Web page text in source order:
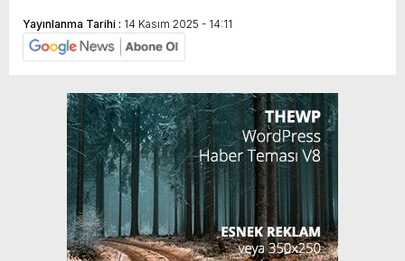
Yayınlanma Tarihi : 14 Kasım 2025 - 14:11